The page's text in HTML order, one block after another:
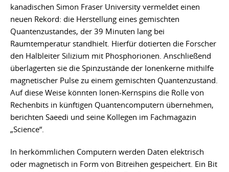
kanadischen Simon Fraser University vermeldet einen
neuen Rekord: die Herstellung eines gemischten
Quantenzustandes, der 39 Minuten lang bei
Raumtemperatur standhielt. Hierfür dotierten die Forscher
den Halbleiter Silizium mit Phosphorionen. Anschließend
überlagerten sie die Spinzustände der Ionenkerne mithilfe
magnetischer Pulse zu einem gemischten Quantenzustand.
Auf diese Weise könnten Ionen-Kernspins die Rolle von
Rechenbits in künftigen Quantencomputern übernehmen,
berichten Saeedi und seine Kollegen im Fachmagazin
„Science“.
In herkömmlichen Computern werden Daten elektrisch
oder magnetisch in Form von Bitreihen gespeichert. Ein Bit